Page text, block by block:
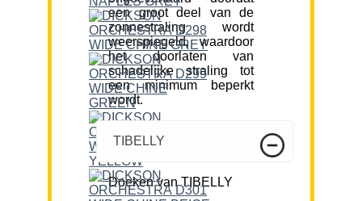
een groot deel van de
zonnestraling wordt
weerspiegeld, waardoor
het doorlaten van
schadelijke straling tot
een minimum beperkt
wordt.
TIBELLY
Doeken van TIBELLY